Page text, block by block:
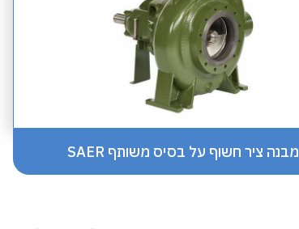
מבנה ציר חשוף על בסיס משותף SAER